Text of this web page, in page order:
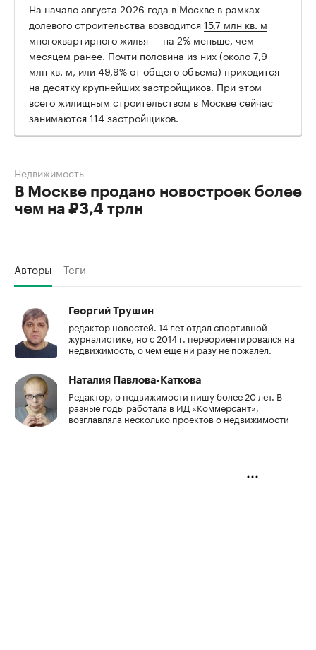
На начало августа 2026 года в Москве в рамках
долевого строительства возводится15,7 млн кв. м
многоквартирного жилья — на 2% меньше, чем
месяцем ранее. Почти половина из них (около 7,9
млн кв. м, или 49,9% от общего объема) приходится
на десятку крупнейших застройщиков. При этом
всего жилищным строительством в Москве сейчас
занимаются 114 застройщиков.
В Москве продано новостроек более
чем на ₽3,4 трлн
Недвижимость
Авторы Теги
Георгий Трушин
редактор новостей. 14 лет отдал спортивной
журналистике, но с 2014 г. переориентировался на
недвижимость, о чем еще ни разу не пожалел.
Наталия Павлова-Каткова
Редактор, о недвижимости пишу более 20 лет. В
разные годы работала в ИД «Коммерсант»,
возглавляла несколько проектов о недвижимости